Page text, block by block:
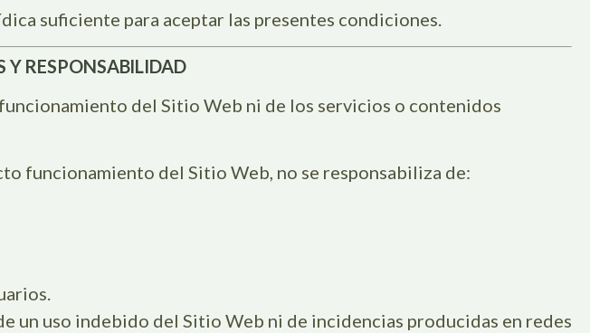
suficiente para aceptar las presentes condiciones.
Y RESPONSABILIDAD
del Sitio Web ni de los servicios o contenidos
funcionamiento del Sitio Web, no se responsabiliza de:
un uso indebido del Sitio Web ni de incidencias producidas en redes